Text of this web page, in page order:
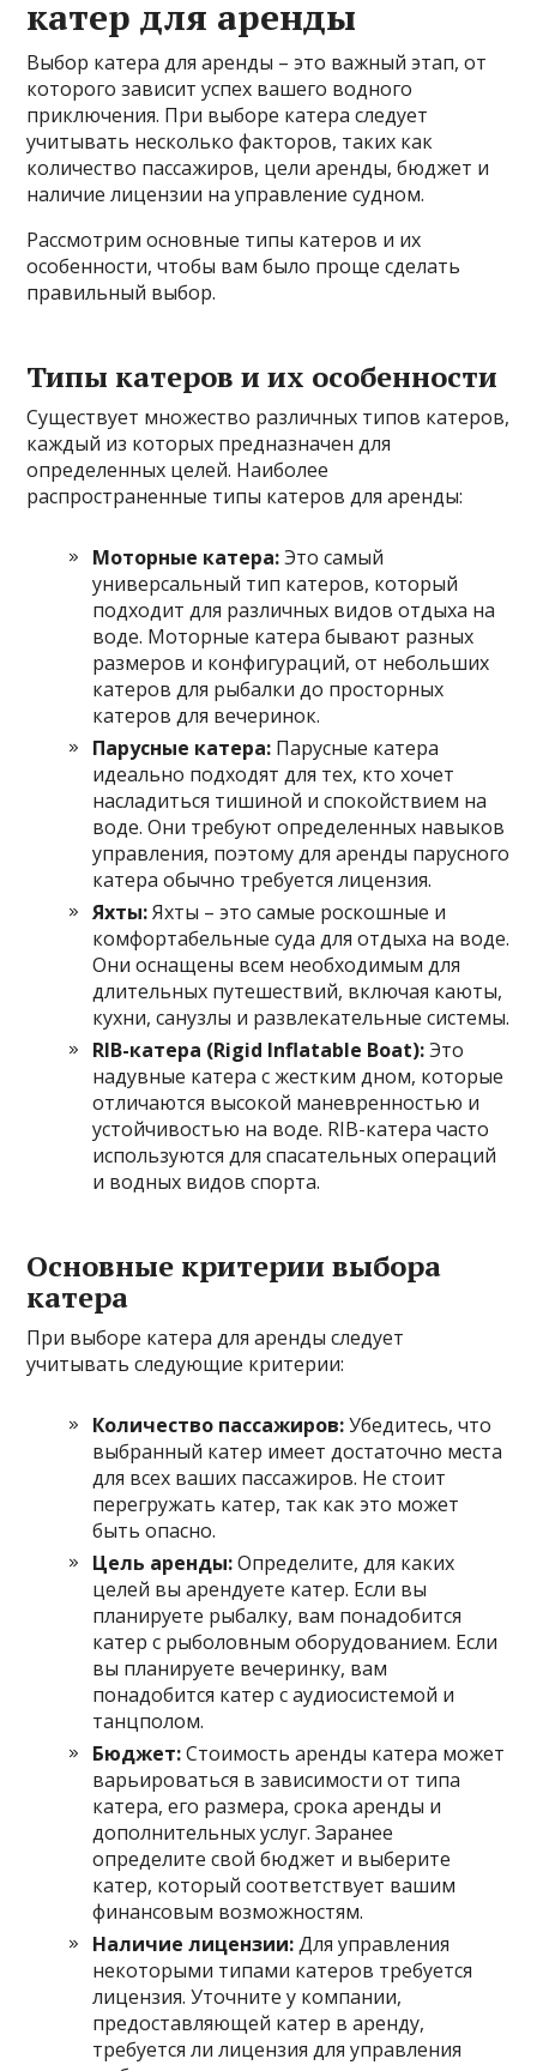
катер для аренды
Выбор катера для аренды – это важный этап, от
которого зависит успех вашего водного
приключения. При выборе катера следует
учитывать несколько факторов, таких как
количество пассажиров, цели аренды, бюджет и
наличие лицензии на управление судном.
Рассмотрим основные типы катеров и их
особенности, чтобы вам было проще сделать
правильный выбор.
Типы катеров и их особенности
Существует множество различных типов катеров,
каждый из которых предназначен для
определенных целей. Наиболее
распространенные типы катеров для аренды:
Моторные катера:Это самый
универсальный тип катеров, который
подходит для различных видов отдыха на
воде. Моторные катера бывают разных
размеров и конфигураций, от небольших
катеров для рыбалки до просторных
катеров для вечеринок.
Парусные катера: Парусные катера
идеально подходят для тех, кто хочет
насладиться тишиной и спокойствием на
воде. Они требуют определенных навыков
управления, поэтому для аренды парусного
катера обычно требуется лицензия.
Яхты:Яхты – это самые роскошные и
комфортабельные суда для отдыха на воде.
Они оснащены всем необходимым для
длительных путешествий, включая каюты,
кухни, санузлы и развлекательные системы.
RIB-катера (Rigid Inflatable Boat):Это
надувные катера с жестким дном, которые
отличаются высокой маневренностью и
устойчивостью на воде. RIB-катера часто
используются для спасательных операций
и водных видов спорта.
Основные критерии выбора
катера
При выборе катера для аренды следует
учитывать следующие критерии:
Количество пассажиров:Убедитесь, что
выбранный катер имеет достаточно места
для всех ваших пассажиров. Не стоит
перегружать катер, так как это может
быть опасно.
Цель аренды:Определите, для каких
целей вы арендуете катер. Если вы
планируете рыбалку, вам понадобится
катер с рыболовным оборудованием. Если
вы планируете вечеринку, вам
понадобится катер с аудиосистемой и
танцполом.
Бюджет:Стоимость аренды катера может
варьироваться в зависимости от типа
катера, его размера, срока аренды и
дополнительных услуг. Заранее
определите свой бюджет и выберите
катер, который соответствует вашим
финансовым возможностям.
Наличие лицензии:Для управления
некоторыми типами катеров требуется
лицензия. Уточните у компании,
предоставляющей катер в аренду,
требуется ли лицензия для управления